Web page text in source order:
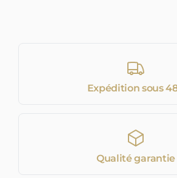
Expédition sous
Qualité garantie